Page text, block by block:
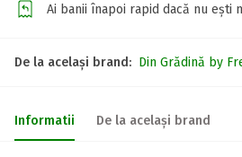
Ai banii înapoi rapid dacă nu ești
De la același brand: Din Grădină by
Informatii De la același brand